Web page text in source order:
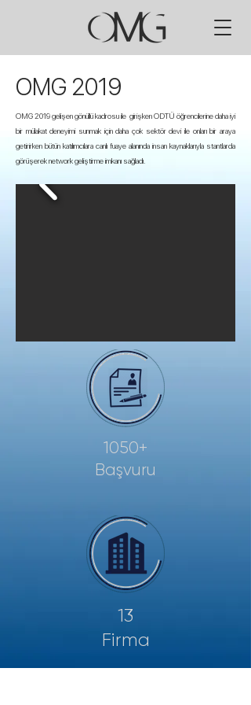
OMG 2019
OMG 2019 gelişen gönüllü kadrosu ile girişken ODTÜ öğrencilerine daha iyi
bir mülakat deneyimi sunmak için daha çok sektör devi ile onları bir araya
getirirken bütün katılımcılara canlı fuaye alanında insan kaynaklarıyla stantlarda
görüşerek network geliştirme imkanı sağladı.
1050+
Başvuru
13
Firma